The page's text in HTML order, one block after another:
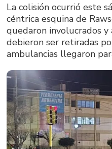
La colisión ocurrió este
céntrica esquina de
quedaron involucrados y
debieron ser retiradas
ambulancias llegaron